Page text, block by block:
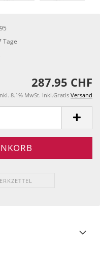
Tage
287.95 CHF
8.1% MwSt. inkl.GratisVersand